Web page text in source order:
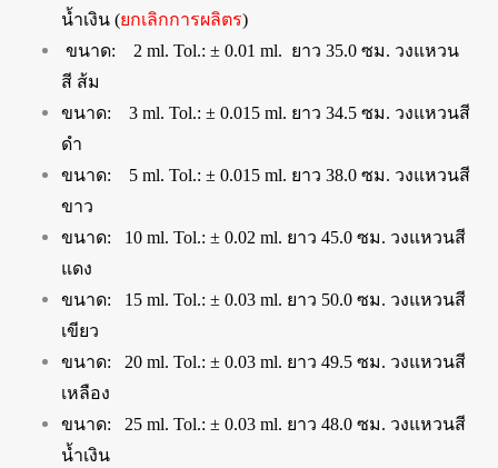
น้ำเงิน (ยกเลิกการผลิตร)
ขนาด: 2 ml. Tol.: ± 0.01 ml. ยาว 35.0 ซม. วงแหวน
สี ส้ม
ขนาด: 3 ml. Tol.: ± 0.015 ml. ยาว 34.5 ซม. วงแหวนสี
ดำ
ขนาด: 5 ml. Tol.: ± 0.015 ml. ยาว 38.0 ซม. วงแหวนสี
ขาว
ขนาด: 10 ml. Tol.: ± 0.02 ml. ยาว 45.0 ซม. วงแหวนสี
แดง
ขนาด: 15 ml. Tol.: ± 0.03 ml. ยาว 50.0 ซม. วงแหวนสี
เขียว
ขนาด: 20 ml. Tol.: ± 0.03 ml. ยาว 49.5 ซม. วงแหวนสี
เหลือง
ขนาด: 25 ml. Tol.: ± 0.03 ml. ยาว 48.0 ซม. วงแหวนสี
น้ำเงิน